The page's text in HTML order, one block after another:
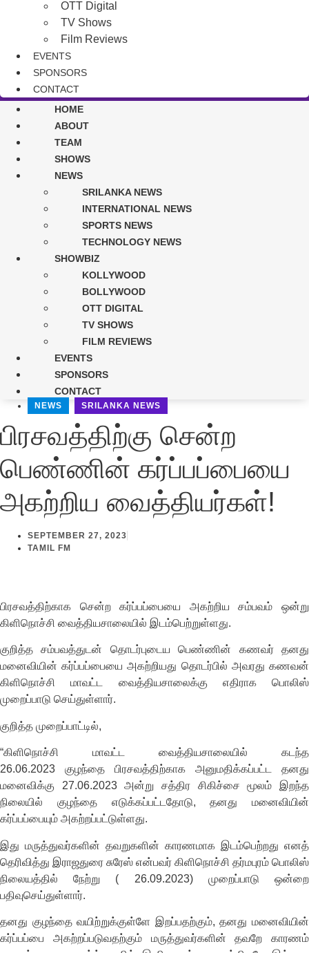
OTT Digital
TV Shows
Film Reviews
EVENTS
SPONSORS
CONTACT
HOME
ABOUT
TEAM
SHOWS
NEWS
SRILANKA NEWS
INTERNATIONAL NEWS
SPORTS NEWS
TECHNOLOGY NEWS
SHOWBIZ
KOLLYWOOD
BOLLYWOOD
OTT DIGITAL
TV SHOWS
FILM REVIEWS
EVENTS
SPONSORS
CONTACT
NEWS SRILANKA NEWS
பிரசவத்திற்கு சென்ற
பெண்ணின் கர்ப்பப்பையை
அகற்றிய வைத்தியர்கள்!
SEPTEMBER 27, 2023
TAMIL FM
பிரசவத்திற்காக சென்ற கர்ப்பப்பையை அகற்றிய சம்பவம் ஒன்று
கிளிநொச்சி வைத்தியசாலையில் இடம்பெற்றுள்ளது.
குறித்த சம்பவத்துடன் தொடர்புடைய பெண்ணின் கணவர் தனது
மனைவியின் கர்ப்பப்பையை அகற்றியது தொடர்பில் அவரது கணவன்
கிளிநொச்சி மாவட்ட வைத்தியசாலைக்கு எதிராக பொலிஸ்
முறைப்பாடு செய்துள்ளார்.
குறித்த முறைப்பாட்டில்,
“கிளிநொச்சி மாவட்ட வைத்தியசாலையில் கடந்த
26.06.2023 குழந்தை பிரசவத்திற்காக அனுமதிக்கப்பட்ட தனது
மனைவிக்கு 27.06.2023 அன்று சத்திர சிகிச்சை மூலம் இறந்த
நிலையில் குழந்தை எடுக்கப்பட்டதோடு, தனது மனைவியின்
கர்ப்பப்பையும் அகற்றப்பட்டுள்ளது.
இது மருத்துவர்களின் தவறுகளின் காரணமாக இடம்பெற்றது எனத்
தெரிவித்து இராஜதுரை சுரேஸ் என்பவர் கிளிநொச்சி தர்மபுரம் பொலிஸ்
நிலையத்தில் நேற்று ( 26.09.2023) முறைப்பாடு ஒன்றை
பதிவுசெய்துள்ளார்.
தனது குழந்தை வயிற்றுக்குள்ளே இறப்பதற்கும், தனது மனைவியின்
கர்ப்பப்பை அகற்றப்படுவதற்கும் மருத்துவர்களின் தவறே காரணம்